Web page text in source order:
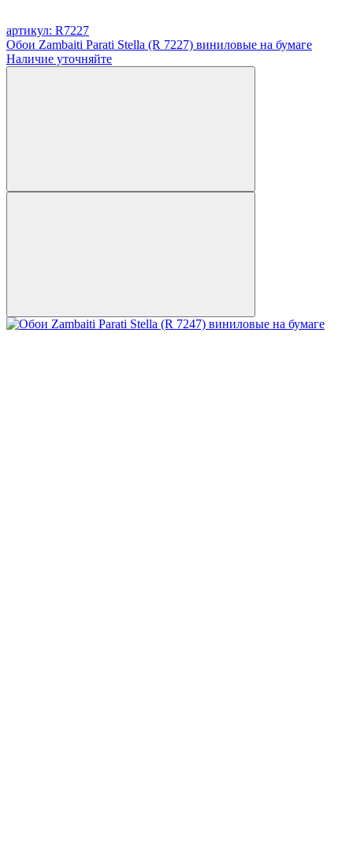
артикул: R7227
Обои Zambaiti Parati Stella (R 7227) виниловые на бумаге
Наличие уточняйте